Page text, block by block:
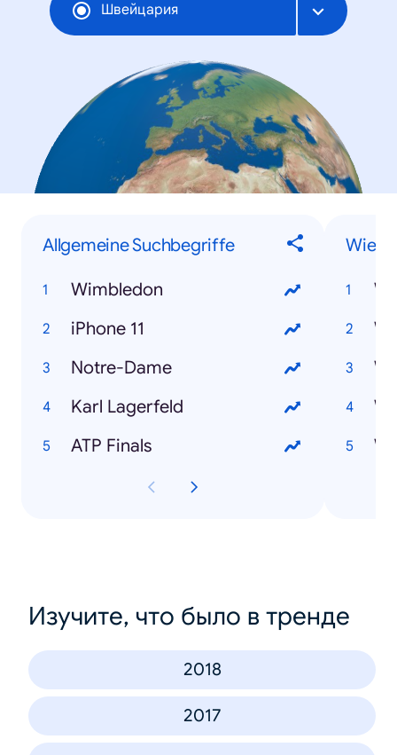
Швейцария
Allgemeine Suchbegriffe
Wimbledon
iPhone 11
Notre-Dame
Karl Lagerfeld
ATP Finals
Wie-
Изучите, что было в тренде
2018
2017